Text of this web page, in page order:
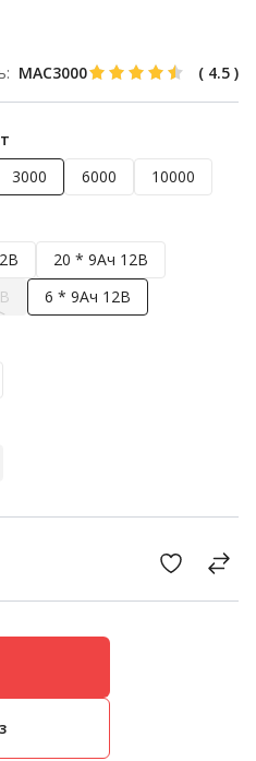
MAC3000 ( 4.5 )
3000 6000 10000
20 * 9Ач 12В
6 * 9Ач 12В